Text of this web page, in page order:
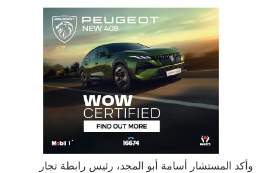
وأكد المستشار أسامة أبو المجد، رئيس رابطة تجار